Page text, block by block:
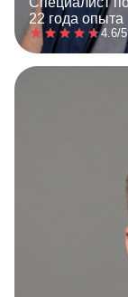
22 года опыта
4.6/5